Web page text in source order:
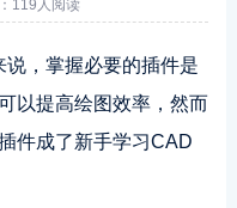
119人阅读
，掌握必要的插件是
以提高绘图效率，然而
件成了新手学习CAD